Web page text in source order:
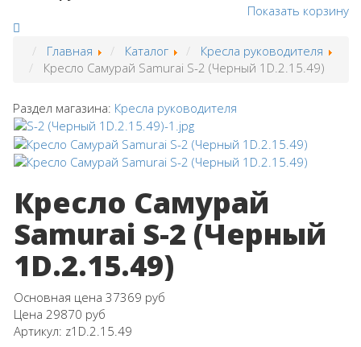
Показать корзину
Главная Каталог
Кресла руководителя
Кресло Самурай Samurai S-2 (Черный 1D.2.15.49)
Раздел магазина: Кресла руководителя
Кресло Самурай
Samurai S-2 (Черный
1D.2.15.49)
Основная цена 37369 руб
Цена 29870 руб
Артикул: z1D.2.15.49